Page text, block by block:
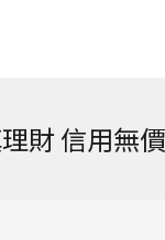
財 信用無價